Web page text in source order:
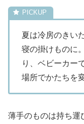
夏は冷房のきい
寝の掛けものに
り、ベビーカー
場所でかたちを
薄手のものは持ち運